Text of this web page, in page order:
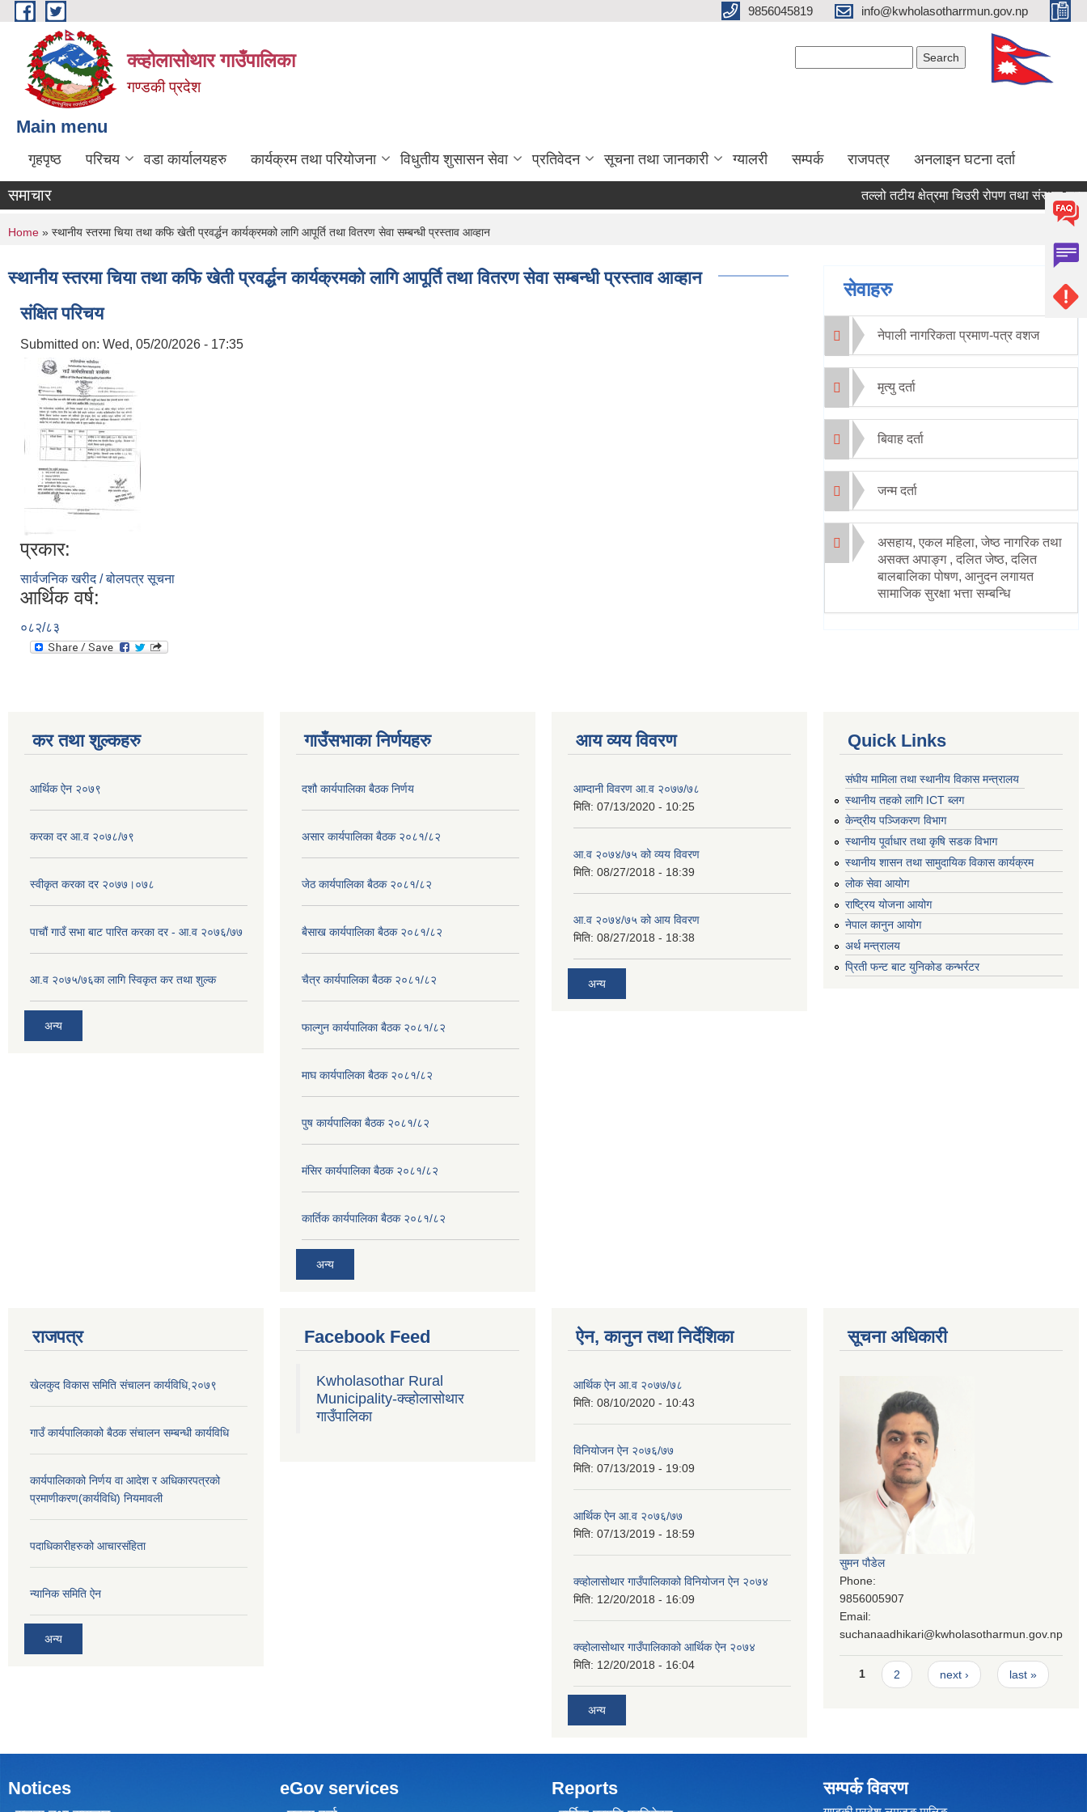
Skip to main content 9856045819 info@kwholasotharrmun.gov.np
क्व्होलासोथार गाउँपालिका
गण्डकी प्रदेश
Main menu
गृहपृष्ठ परिचय वडा कार्यालयहरु कार्यक्रम तथा परियोजना विधुतीय शुसासन सेवा प्रतिवेदन सूचना तथा जानकारी ग्यालरी सम्पर्क राजपत्र अनलाइन घटना दर्ता
समाचार तल्लो तटीय क्षेत्रमा चिउरी रोपण तथा संरक्षण सम्बन्धी
You are here
Home » स्थानीय स्तरमा चिया तथा कफि खेती प्रवर्द्धन कार्यक्रमको लागि आपूर्ति तथा वितरण सेवा सम्बन्धी प्रस्ताव आव्हान
स्थानीय स्तरमा चिया तथा कफि खेती प्रवर्द्धन कार्यक्रमको लागि आपूर्ति तथा वितरण सेवा सम्बन्धी प्रस्ताव आव्हान
संक्षित परिचय
Submitted on: Wed, 05/20/2026 - 17:35
प्रकार:
सार्वजनिक खरीद / बोलपत्र सूचना
आर्थिक वर्ष:
०८२/८३
सेवाहरु
नेपाली नागरिकता प्रमाण-पत्र वशज
मृत्यु दर्ता
बिवाह दर्ता
जन्म दर्ता
असहाय, एकल महिला, जेष्ठ नागरिक तथा
असक्त अपाङ्ग , दलित जेष्ठ, दलित
बालबालिका पोषण, आनुदन लगायत
सामाजिक सुरक्षा भत्ता सम्बन्धि
कर तथा शुल्कहरु
आर्थिक ऐन २०७९
करका दर आ.व २०७८/७९
स्वीकृत करका दर २०७७।०७८
पाचौं गाउँ सभा बाट पारित करका दर - आ.व २०७६/७७
आ.व २०७५/७६का लागि स्विकृत कर तथा शुल्क
अन्य
गाउँसभाका निर्णयहरु
दशौ कार्यपालिका बैठक निर्णय
असार कार्यपालिका बैठक २०८१/८२
जेठ कार्यपालिका बैठक २०८१/८२
बैसाख कार्यपालिका बैठक २०८१/८२
चैत्र कार्यपालिका बैठक २०८१/८२
फाल्गुन कार्यपालिका बैठक २०८१/८२
माघ कार्यपालिका बैठक २०८१/८२
पुष कार्यपालिका बैठक २०८१/८२
मंसिर कार्यपालिका बैठक २०८१/८२
कार्तिक कार्यपालिका बैठक २०८१/८२
अन्य
आय व्यय विवरण
आम्दानी विवरण आ.व २०७७/७८
मिति: 07/13/2020 - 10:25
आ.व २०७४/७५ को व्यय विवरण
मिति: 08/27/2018 - 18:39
आ.व २०७४/७५ को आय विवरण
मिति: 08/27/2018 - 18:38
अन्य
Quick Links
संघीय मामिला तथा स्थानीय विकास मन्त्रालय
स्थानीय तहको लागि ICT ब्लग
केन्द्रीय पञ्जिकरण विभाग
स्थानीय पूर्वाधार तथा कृषि सडक विभाग
स्थानीय शासन तथा सामुदायिक विकास कार्यक्रम
लोक सेवा आयोग
राष्ट्रिय योजना आयोग
नेपाल कानुन आयोग
अर्थ मन्त्रालय
प्रिती फन्ट बाट युनिकोड कन्भर्रटर
राजपत्र
खेलकुद विकास समिति संचालन कार्यविधि,२०७९
गाउँ कार्यपालिकाको बैठक संचालन सम्बन्धी कार्यविधि
कार्यपालिकाको निर्णय वा आदेश र अधिकारपत्रको
प्रमाणीकरण(कार्यविधि) नियमावली
पदाधिकारीहरुको आचारसंहिता
न्यानिक समिति ऐन
अन्य
Facebook Feed
Kwholasothar Rural
Municipality-क्व्होलासोथार
गाउँपालिका
ऐन, कानुन तथा निर्देशिका
आर्थिक ऐन आ.व २०७७/७८
मिति: 08/10/2020 - 10:43
विनियोजन ऐन २०७६/७७
मिति: 07/13/2019 - 19:09
आर्थिक ऐन आ.व २०७६/७७
मिति: 07/13/2019 - 18:59
क्व्होलासोथार गाउँपालिकाको विनियोजन ऐन २०७४
मिति: 12/20/2018 - 16:09
क्व्होलासोथार गाउँपालिकाको आर्थिक ऐन २०७४
मिति: 12/20/2018 - 16:04
अन्य
सूचना अधिकारी
सुमन पौडेल
Phone:
9856005907
Email:
suchanaadhikari@kwholasotharmun.gov.np
Pages
1 2 next › last »
Notices eGov services Reports सम्पर्क विवरण